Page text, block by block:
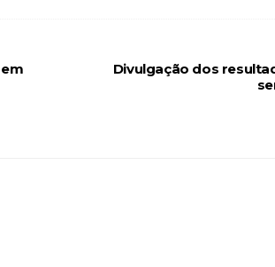
Divulgação dos